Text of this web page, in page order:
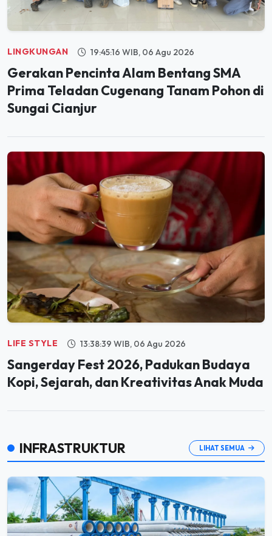
LINGKUNGAN 19:45:16 WIB, 06 Agu 2026
Gerakan Pencinta Alam Bentang SMA
Prima Teladan Cugenang Tanam Pohon di
Sungai Cianjur
LIFE STYLE 13:38:39 WIB, 06 Agu 2026
Sangerday Fest 2026, Padukan Budaya
Kopi, Sejarah, dan Kreativitas Anak Muda